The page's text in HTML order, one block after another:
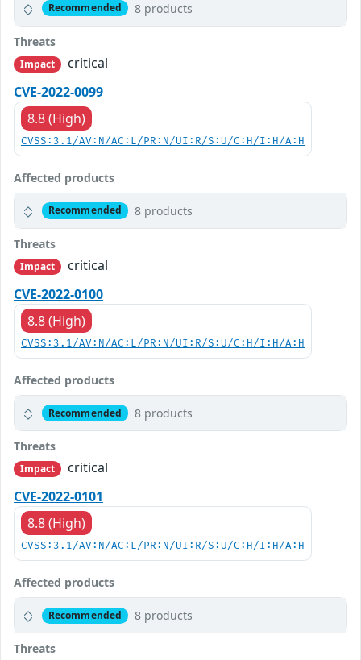
Recommended 8 products
Threats
Impact
critical
CVE-2022-0099
8.8 (High)
CVSS:3.1/AV:N/AC:L/PR:N/UI:R/S:U/C:H/I:H/A:H
Affected products
Recommended 8 products
Threats
Impact
critical
CVE-2022-0100
8.8 (High)
CVSS:3.1/AV:N/AC:L/PR:N/UI:R/S:U/C:H/I:H/A:H
Affected products
Recommended 8 products
Threats
Impact
critical
CVE-2022-0101
8.8 (High)
CVSS:3.1/AV:N/AC:L/PR:N/UI:R/S:U/C:H/I:H/A:H
Affected products
Recommended 8 products
Threats